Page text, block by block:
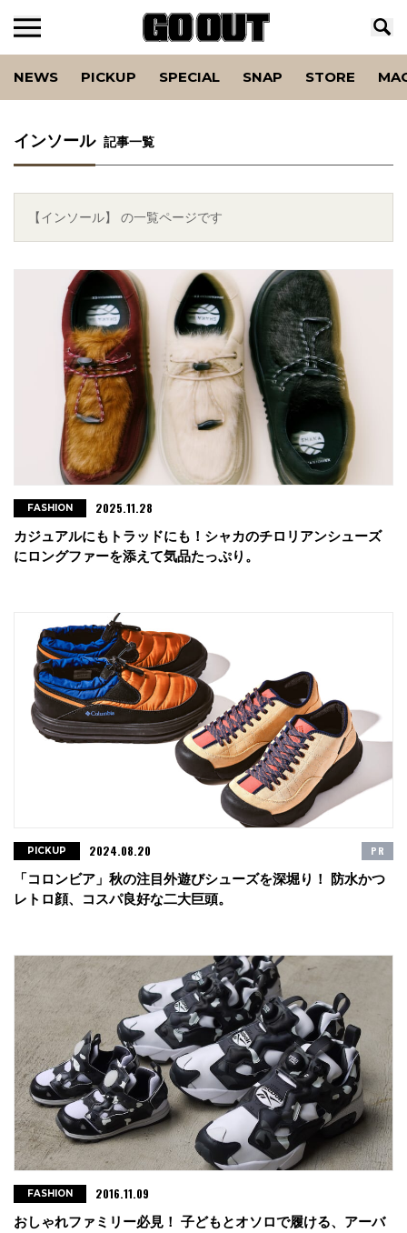
NEWS PICKUP SPECIAL SNAP STORE
インソール 記事一覧
【インソール】 の一覧ページです
カジュアルにもトラッドにも！シャカのチロリアンシューズ
にロングファーを添えて気品たっぷり。
FASHION 2025.11.28
「コロンビア」秋の注目外遊びシューズを深堀り！ 防水かつ
レトロ顔、コスパ良好な二大巨頭。
PICKUP 2024.08.20 PR
おしゃれファミリー必見！ 子どもとオソロで履ける、アーバ
FASHION 2016.11.09